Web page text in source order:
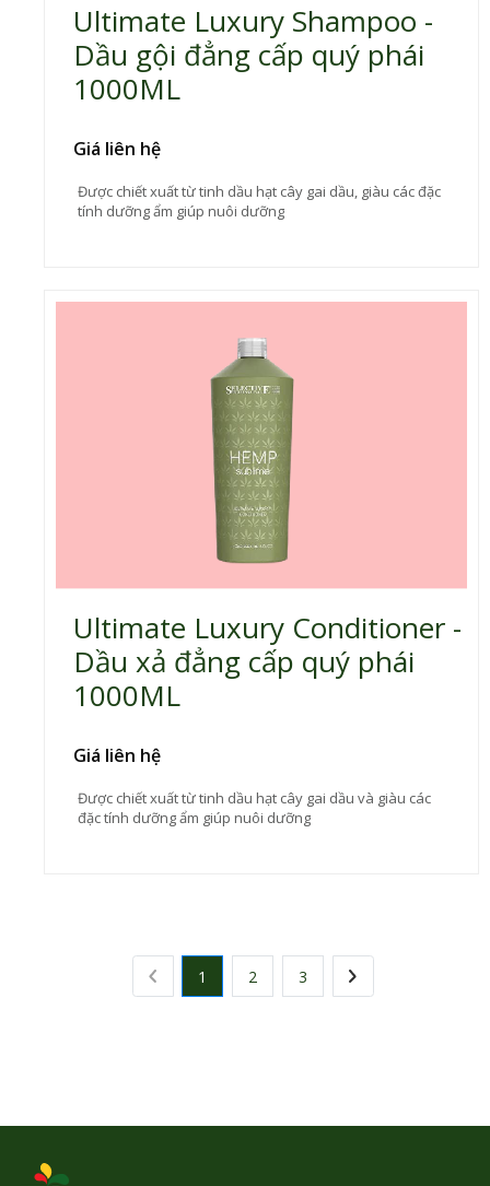
Ultimate Luxury Shampoo -
Dầu gội đẳng cấp quý phái
1000ML
Giá liên hệ
Được chiết xuất từ tinh dầu hạt cây gai dầu, giàu các đặc
tính dưỡng ẩm giúp nuôi dưỡng
Ultimate Luxury Conditioner -
Dầu xả đẳng cấp quý phái
1000ML
Giá liên hệ
Được chiết xuất từ tinh dầu hạt cây gai dầu và giàu các
đặc tính dưỡng ẩm giúp nuôi dưỡng
1 2 3